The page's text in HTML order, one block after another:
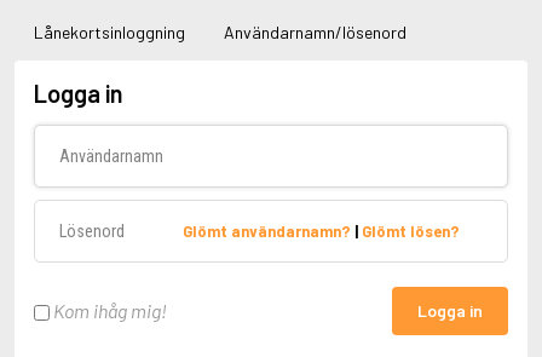
Lånekortsinloggning Användarnamn/lösenord
Logga in
Glömt användarnamn? | Glömt lösen?
Kom ihåg mig! Logga in